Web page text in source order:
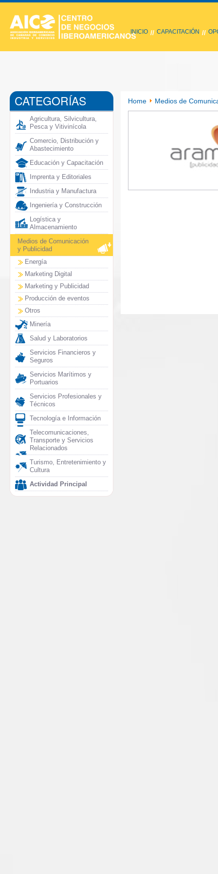
INICIO // CAPACITACIÓN //
CATEGORÍAS
Agricultura, Silvicultura,
Pesca y Vitivinícola
Comercio, Distribución y
Abastecimiento
Educación y Capacitación
Imprenta y Editoriales
Industria y Manufactura
Ingeniería y Construcción
Logística y
Almacenamiento
Medios de Comunicación
y Publicidad
Energía
Marketing Digital
Marketing y Publicidad
Producción de eventos
Otros
Minería
Salud y Laboratorios
Servicios Financieros y
Seguros
Servicios Marítimos y
Portuarios
Servicios Profesionales y
Técnicos
Tecnología e Información
Telecomunicaciones,
Transporte y Servicios
Relacionados
Turismo, Entretenimiento y
Cultura
Actividad Principal
Home Medios de